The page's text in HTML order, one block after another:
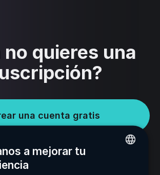
no quieres una
una cuenta gratis
a mejorar tu